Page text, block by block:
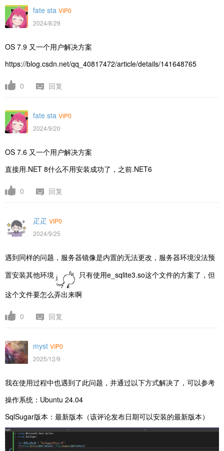
fate sta VIP0
2024/8/29
OS 7.9 又一个用户解决方案
https://blog.csdn.net/qq_40817472/article/details/141648765
0 回复
fate sta VIP0
2024/9/20
OS 7.6 又一个用户解决方案
直接用.NET 8什么不用安装成功了，之前.NET6
0 回复
疋疋 VIP0
2024/9/25
遇到同样的问题，服务器镜像是内置的无法更改，服务器环境没法预
置安装其他环境
只有使用e_sqlite3.so这个文件的方案了，但
这个文件要怎么弄出来啊
0 回复
myst VIP0
2025/12/9
我在使用过程中也遇到了此问题，并通过以下方式解决了，可以参考
操作系统：Ubuntu 24.04
SqlSugar版本：最新版本（该评论发布日期可以安装的最新版本）